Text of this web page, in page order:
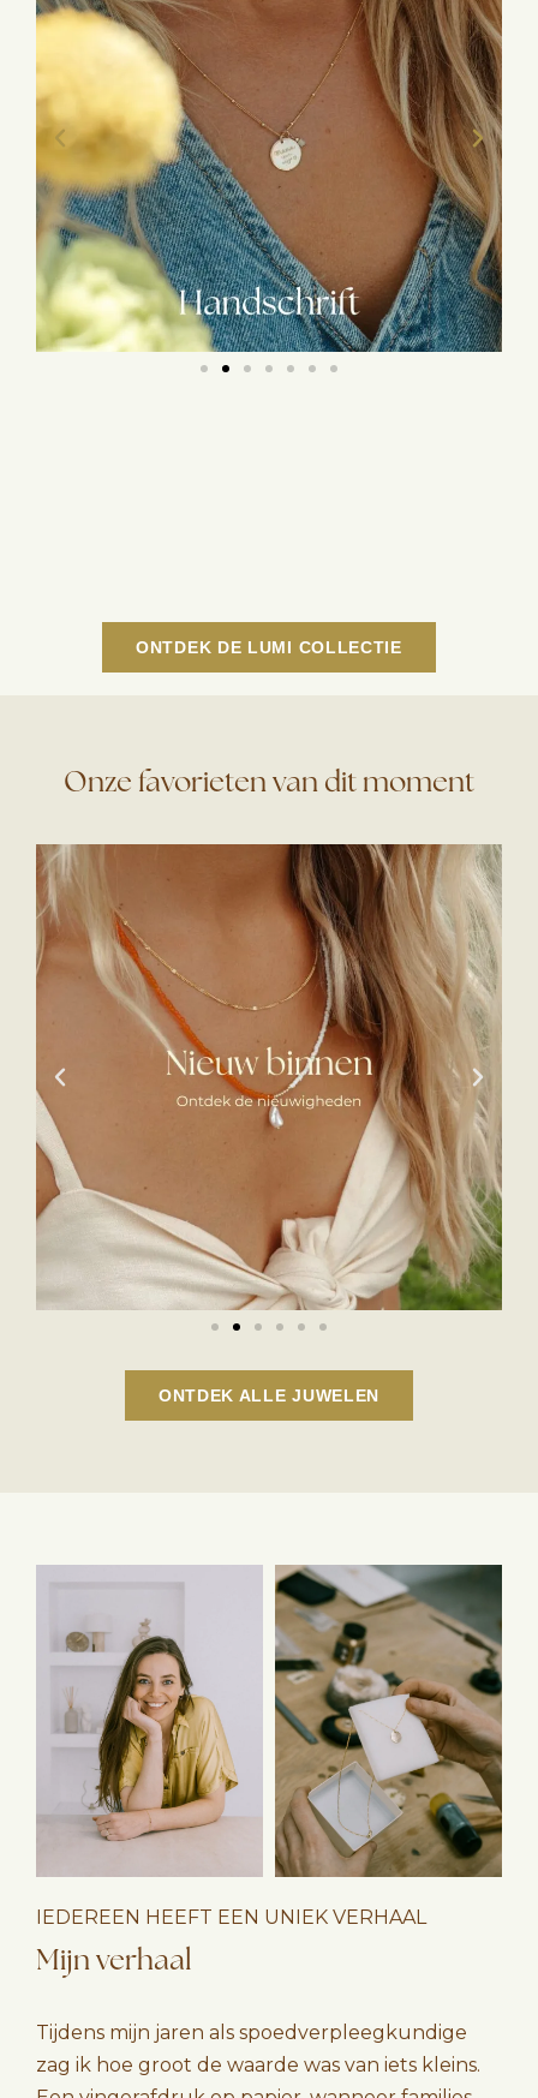
ONTDEK DE LUMI COLLECTIE
Onze favorieten van dit moment
ONTDEK ALLE JUWELEN
IEDEREEN HEEFT EEN UNIEK VERHAAL
Mijn verhaal
Tijdens mijn jaren als spoedverpleegkundige
zag ik hoe groot de waarde was van iets kleins.